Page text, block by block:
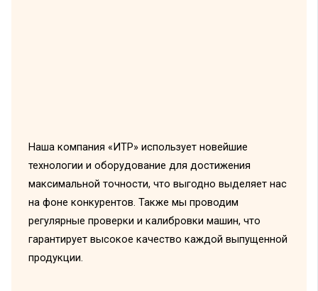
Наша компания «ИТР» использует новейшие
технологии и оборудование для достижения
максимальной точности, что выгодно выделяет нас
на фоне конкурентов. Также мы проводим
регулярные проверки и калибровки машин, что
гарантирует высокое качество каждой выпущенной
продукции.